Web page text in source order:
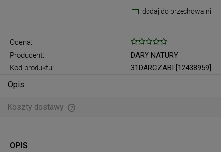
dodaj do przechowalni
Ocena:
Producent:
DARY NATURY
Kod produktu:
31DARCZABI [12438959]
Opis
Koszty dostawy
OPIS